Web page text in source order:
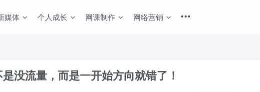
媒体 个人成长 网课制作 网络营销
没流量，而是一开始方向就错了！